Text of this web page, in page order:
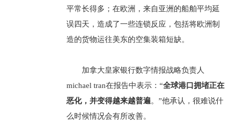
平常长得多；在欧洲，来自亚洲的船舶平均延
误四天，造成了一些连锁反应，包括将欧洲制
造的货物运往美东的空集装箱短缺。
加拿大皇家银行数字情报战略负责人
michael tran在报告中表示：“全球港口拥堵正在
恶化，并变得越来越普遍。”他承认，很难说什
么时候情况会有所改善。